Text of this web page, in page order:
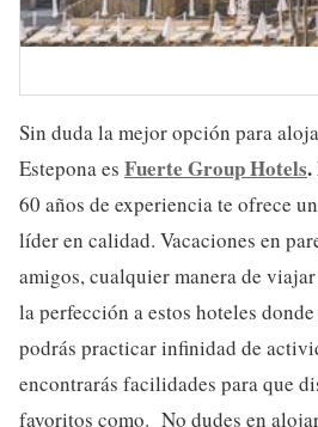
Sin duda la mejor opción para
Estepona es Fuerte Group Hotels.
60 años de experiencia te ofrece
líder en calidad. Vacaciones en
amigos, cualquier manera de
la perfección a estos hoteles
podrás practicar infinidad de
encontrarás facilidades para que
favoritos como. No dudes en